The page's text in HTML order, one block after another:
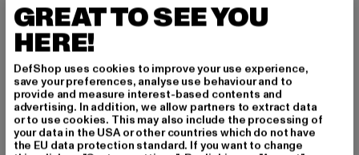
Schnitt: Oversize
Marke: Urban Classics
Kat.: Hoodies
Farbe: violet
Hersteller Farbe: fadedpurple
Materialzusammensetzung: 70% Baumwolle, 30%
Polyester
GREAT TO SEE YOU
HERE!
DefShop uses cookies to improve your use experience,
save your preferences, analyse use behaviour and to
provide and measure interest-based contents and
advertising. In addition, we allow partners to extract data
or to use cookies. This may also include the processing of
your data in the USA or other countries which do not have
the EU data protection standard. If you want to change